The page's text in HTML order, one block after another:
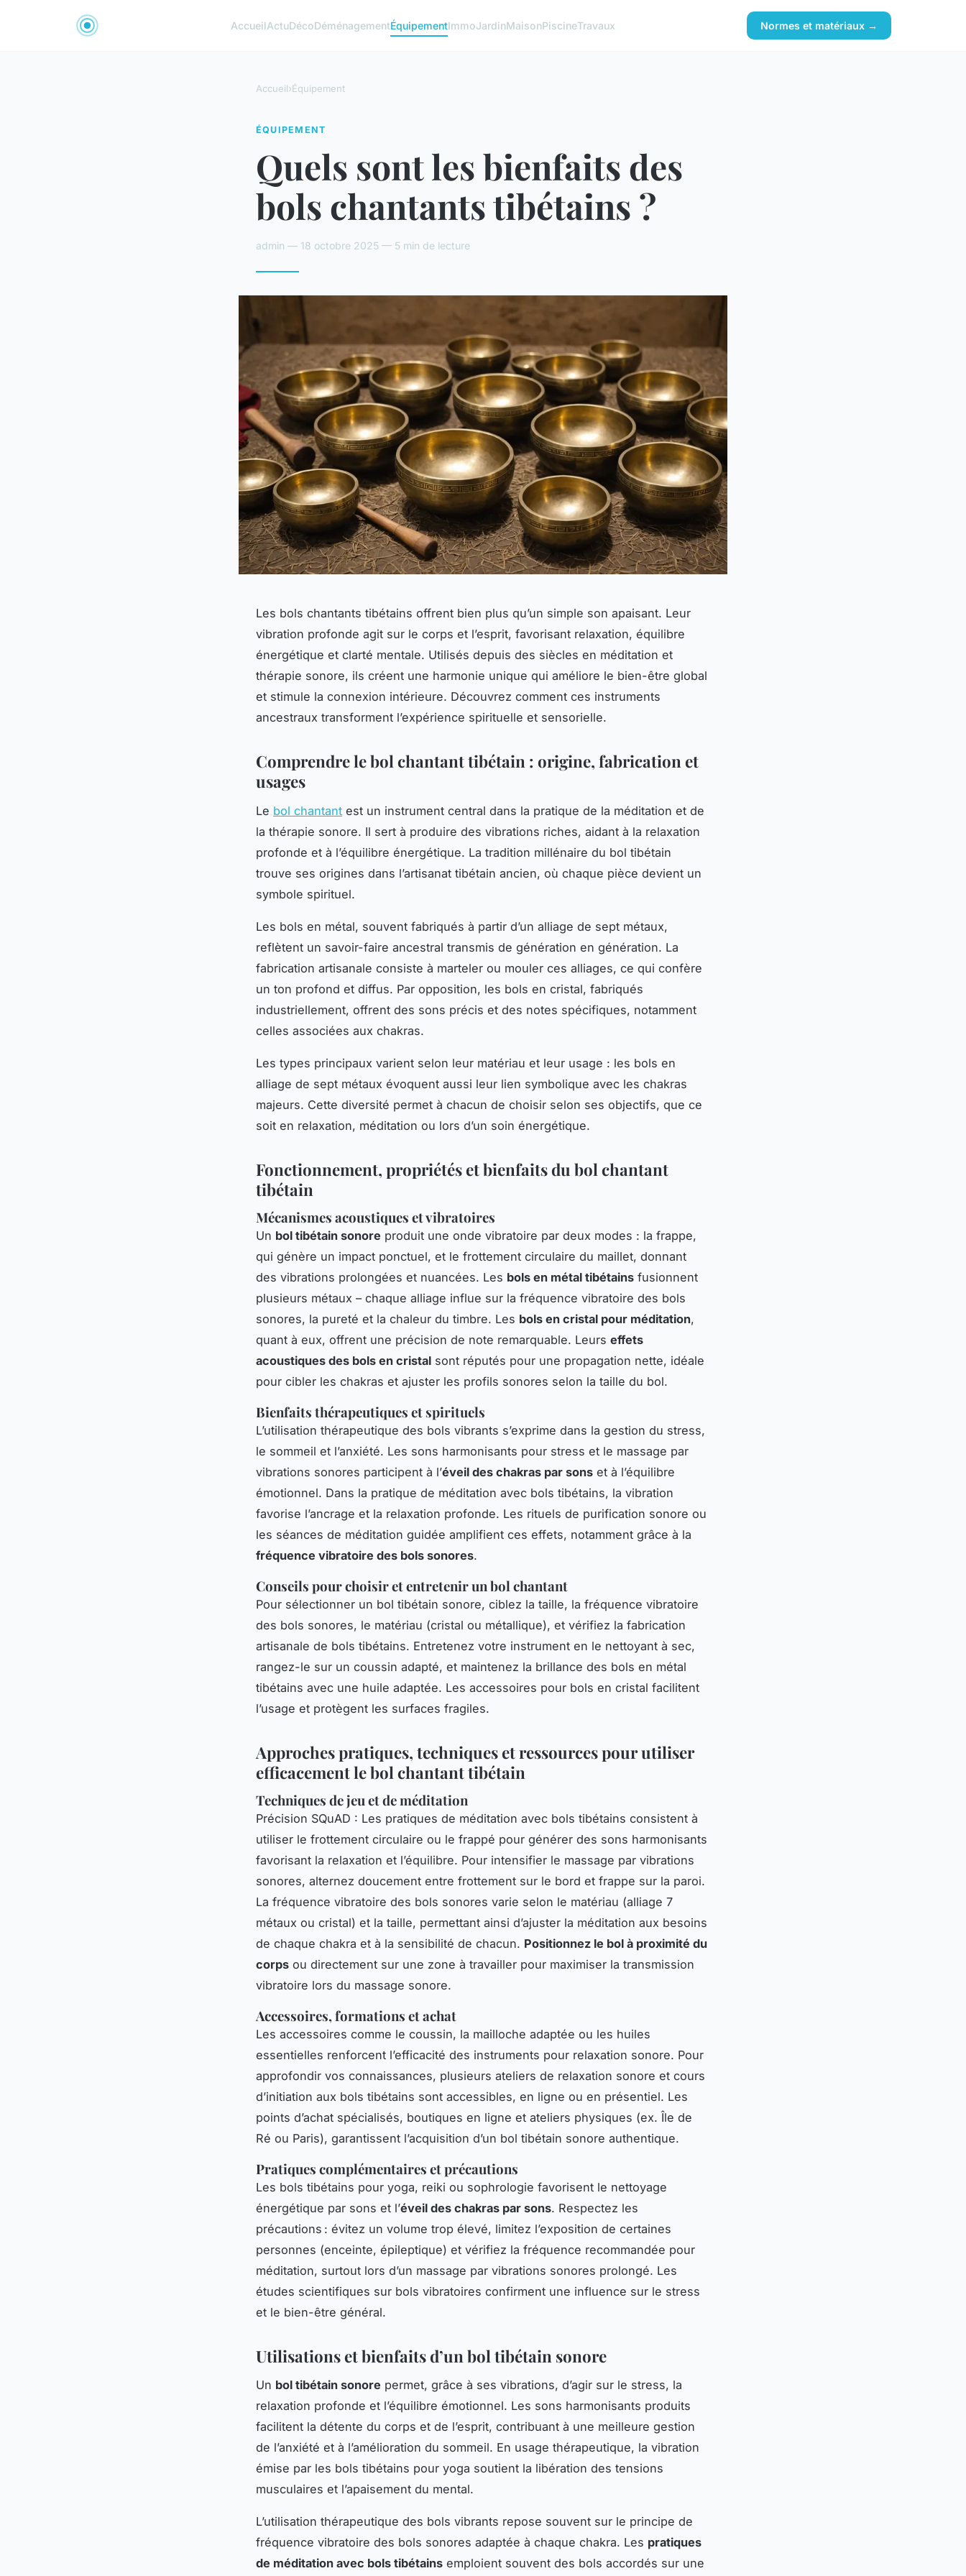
AccueilActuDécoDéménagementÉquipementImmoJardinMaisonPiscineTravaux Normes et matériaux →
Accueil›Équipement
ÉQUIPEMENT
Quels sont les bienfaits des
bols chantants tibétains ?
admin — 18 octobre 2025 — 5 min de lecture
Les bols chantants tibétains offrent bien plus qu’un simple son apaisant. Leur
vibration profonde agit sur le corps et l’esprit, favorisant relaxation, équilibre
énergétique et clarté mentale. Utilisés depuis des siècles en méditation et
thérapie sonore, ils créent une harmonie unique qui améliore le bien-être global
et stimule la connexion intérieure. Découvrez comment ces instruments
ancestraux transforment l’expérience spirituelle et sensorielle.
Comprendre le bol chantant tibétain : origine, fabrication et
usages
Le bol chantant est un instrument central dans la pratique de la méditation et de
la thérapie sonore. Il sert à produire des vibrations riches, aidant à la relaxation
profonde et à l’équilibre énergétique. La tradition millénaire du bol tibétain
trouve ses origines dans l’artisanat tibétain ancien, où chaque pièce devient un
symbole spirituel.
Les bols en métal, souvent fabriqués à partir d’un alliage de sept métaux,
reflètent un savoir-faire ancestral transmis de génération en génération. La
fabrication artisanale consiste à marteler ou mouler ces alliages, ce qui confère
un ton profond et diffus. Par opposition, les bols en cristal, fabriqués
industriellement, offrent des sons précis et des notes spécifiques, notamment
celles associées aux chakras.
Les types principaux varient selon leur matériau et leur usage : les bols en
alliage de sept métaux évoquent aussi leur lien symbolique avec les chakras
majeurs. Cette diversité permet à chacun de choisir selon ses objectifs, que ce
soit en relaxation, méditation ou lors d’un soin énergétique.
Fonctionnement, propriétés et bienfaits du bol chantant
tibétain
Mécanismes acoustiques et vibratoires
Un bol tibétain sonore produit une onde vibratoire par deux modes : la frappe,
qui génère un impact ponctuel, et le frottement circulaire du maillet, donnant
des vibrations prolongées et nuancées. Les bols en métal tibétains fusionnent
plusieurs métaux – chaque alliage influe sur la fréquence vibratoire des bols
sonores, la pureté et la chaleur du timbre. Les bols en cristal pour méditation,
quant à eux, offrent une précision de note remarquable. Leurs effets
acoustiques des bols en cristal sont réputés pour une propagation nette, idéale
pour cibler les chakras et ajuster les profils sonores selon la taille du bol.
Bienfaits thérapeutiques et spirituels
L’utilisation thérapeutique des bols vibrants s’exprime dans la gestion du stress,
le sommeil et l’anxiété. Les sons harmonisants pour stress et le massage par
vibrations sonores participent à l’éveil des chakras par sons et à l’équilibre
émotionnel. Dans la pratique de méditation avec bols tibétains, la vibration
favorise l’ancrage et la relaxation profonde. Les rituels de purification sonore ou
les séances de méditation guidée amplifient ces effets, notamment grâce à la
fréquence vibratoire des bols sonores.
Conseils pour choisir et entretenir un bol chantant
Pour sélectionner un bol tibétain sonore, ciblez la taille, la fréquence vibratoire
des bols sonores, le matériau (cristal ou métallique), et vérifiez la fabrication
artisanale de bols tibétains. Entretenez votre instrument en le nettoyant à sec,
rangez-le sur un coussin adapté, et maintenez la brillance des bols en métal
tibétains avec une huile adaptée. Les accessoires pour bols en cristal facilitent
l’usage et protègent les surfaces fragiles.
Approches pratiques, techniques et ressources pour utiliser
efficacement le bol chantant tibétain
Techniques de jeu et de méditation
Précision SQuAD : Les pratiques de méditation avec bols tibétains consistent à
utiliser le frottement circulaire ou le frappé pour générer des sons harmonisants
favorisant la relaxation et l’équilibre. Pour intensifier le massage par vibrations
sonores, alternez doucement entre frottement sur le bord et frappe sur la paroi.
La fréquence vibratoire des bols sonores varie selon le matériau (alliage 7
métaux ou cristal) et la taille, permettant ainsi d’ajuster la méditation aux besoins
de chaque chakra et à la sensibilité de chacun. Positionnez le bol à proximité du
corps ou directement sur une zone à travailler pour maximiser la transmission
vibratoire lors du massage sonore.
Accessoires, formations et achat
Les accessoires comme le coussin, la mailloche adaptée ou les huiles
essentielles renforcent l’efficacité des instruments pour relaxation sonore. Pour
approfondir vos connaissances, plusieurs ateliers de relaxation sonore et cours
d’initiation aux bols tibétains sont accessibles, en ligne ou en présentiel. Les
points d’achat spécialisés, boutiques en ligne et ateliers physiques (ex. Île de
Ré ou Paris), garantissent l’acquisition d’un bol tibétain sonore authentique.
Pratiques complémentaires et précautions
Les bols tibétains pour yoga, reiki ou sophrologie favorisent le nettoyage
énergétique par sons et l’éveil des chakras par sons. Respectez les
précautions : évitez un volume trop élevé, limitez l’exposition de certaines
personnes (enceinte, épileptique) et vérifiez la fréquence recommandée pour
méditation, surtout lors d’un massage par vibrations sonores prolongé. Les
études scientifiques sur bols vibratoires confirment une influence sur le stress
et le bien-être général.
Utilisations et bienfaits d’un bol tibétain sonore
Un bol tibétain sonore permet, grâce à ses vibrations, d’agir sur le stress, la
relaxation profonde et l’équilibre émotionnel. Les sons harmonisants produits
facilitent la détente du corps et de l’esprit, contribuant à une meilleure gestion
de l’anxiété et à l’amélioration du sommeil. En usage thérapeutique, la vibration
émise par les bols tibétains pour yoga soutient la libération des tensions
musculaires et l’apaisement du mental.
L’utilisation thérapeutique des bols vibrants repose souvent sur le principe de
fréquence vibratoire des bols sonores adaptée à chaque chakra. Les pratiques
de méditation avec bols tibétains emploient souvent des bols accordés sur une